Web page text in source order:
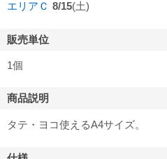
エリアＣ 8/15(土)
販売単位
1個
商品説明
タテ・ヨコ使えるA4サイズ。